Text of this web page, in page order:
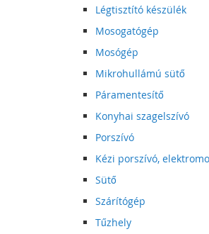
Légtisztító készülék
Mosogatógép
Mosógép
Mikrohullámú sütő
Páramentesítő
Konyhai szagelszívó
Porszívó
Kézi porszívó,
Sütő
Szárítógép
Tűzhely